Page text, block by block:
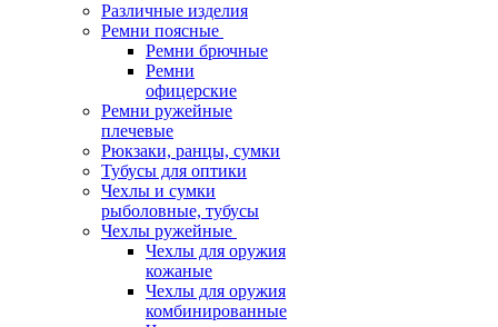
Различные изделия
Ремни поясные
Ремни брючные
Ремни
офицерские
Ремни ружейные
плечевые
Рюкзаки, ранцы, сумки
Тубусы для оптики
Чехлы и сумки
рыболовные, тубусы
Чехлы ружейные
Чехлы для оружия
кожаные
Чехлы для оружия
комбинированные